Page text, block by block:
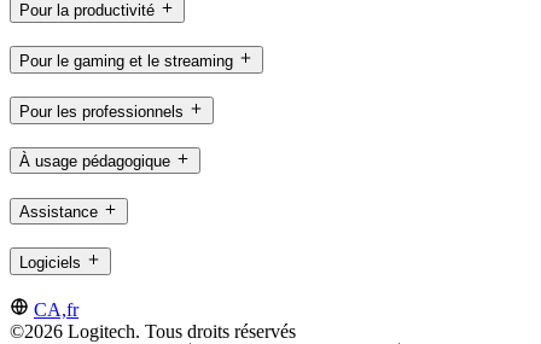
Pour la productivité
Pour le gaming et le streaming
Pour les professionnels
À usage pédagogique
Assistance
Logiciels
CA,fr
©2026 Logitech. Tous droits réservés